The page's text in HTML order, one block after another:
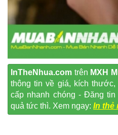
InTheNhua.com trên MXH
thông tin về giá, kích
cấp nhanh chóng - Đăng
quả tức thì. Xem ngay: In thẻ